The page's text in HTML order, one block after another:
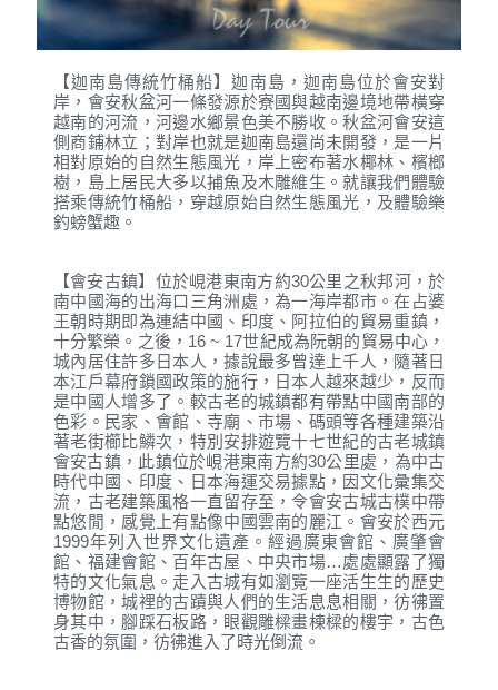
【迦南島傳統竹桶船】迦南島，迦南島位於會安對
岸，會安秋盆河一條發源於寮國與越南邊境地帶橫穿
越南的河流，河邊水鄉景色美不勝收。秋盆河會安這
側商鋪林立；對岸也就是迦南島還尚未開發，是一片
相對原始的自然生態風光，岸上密布著水椰林、檳榔
樹，島上居民大多以捕魚及木雕維生。就讓我們體驗
搭乘傳統竹桶船，穿越原始自然生態風光，及體驗樂
釣螃蟹趣。
【會安古鎮】位於峴港東南方約30公里之秋邦河，於
南中國海的出海口三角洲處，為一海岸都市。在占婆
王朝時期即為連結中國、印度、阿拉伯的貿易重鎮，
十分繁榮。之後，16 ~ 17世紀成為阮朝的貿易中心，
城內居住許多日本人，據說最多曾達上千人，隨著日
本江戶幕府鎖國政策的施行，日本人越來越少，反而
是中國人增多了。較古老的城鎮都有帶點中國南部的
色彩。民家、會館、寺廟、市場、碼頭等各種建築沿
著老街櫛比鱗次，特別安排遊覽十七世紀的古老城鎮
會安古鎮，此鎮位於峴港東南方約30公里處，為中古
時代中國、印度、日本海運交易據點，因文化彙集交
流，古老建築風格一直留存至，令會安古城古樸中帶
點悠閒，感覺上有點像中國雲南的麗江。會安於西元
1999年列入世界文化遺產。經過廣東會館、廣肇會
館、福建會館、百年古屋、中央市場…處處顯露了獨
特的文化氣息。走入古城有如瀏覽一座活生生的歷史
博物館，城裡的古蹟與人們的生活息息相關，彷彿置
身其中，腳踩石板路，眼觀雕樑畫棟樑的樓宇，古色
古香的氛圍，彷彿進入了時光倒流。